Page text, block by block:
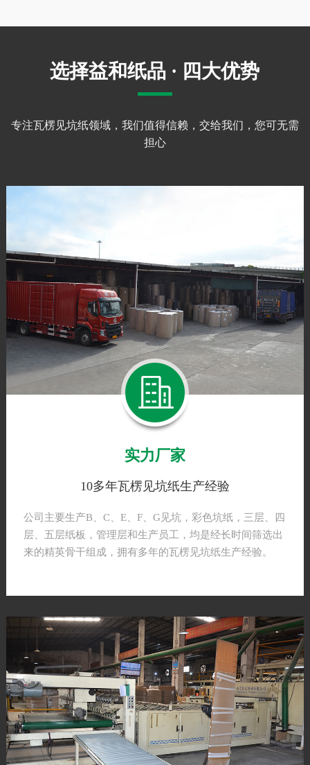
选择益和纸品 · 四大优势
专注瓦楞见坑纸领域，我们值得信赖，交给我们，您可无需
担心
实力厂家
10多年瓦楞见坑纸生产经验
公司主要生产B、C、E、F、G见坑，彩色坑纸，三层、四
层、五层纸板，管理层和生产员工，均是经长时间筛选出
来的精英骨干组成，拥有多年的瓦楞见坑纸生产经验。